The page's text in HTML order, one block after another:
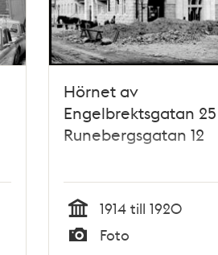
Hörnet av
Engelbrektsgatan
Runebergsgatan 12
Tid
1914 till 1920
Foto